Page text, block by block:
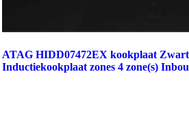
ATAG HIDD07472EX kookplaat
Inductiekookplaat zones 4 zone(s)